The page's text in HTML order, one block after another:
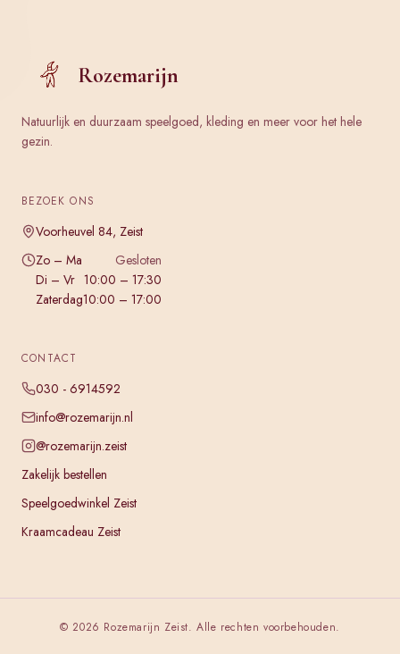
Rozemarijn
Natuurlijk en duurzaam speelgoed, kleding en meer voor het hele
gezin.
BEZOEK ONS
Voorheuvel 84, Zeist
Zo – Ma
Gesloten
Di – Vr 10:00 – 17:30
Zaterdag10:00 – 17:00
CONTACT
030 - 6914592
info@rozemarijn.nl
@rozemarijn.zeist
Zakelijk bestellen
Speelgoedwinkel Zeist
Kraamcadeau Zeist
© 2026 Rozemarijn Zeist. Alle rechten voorbehouden.